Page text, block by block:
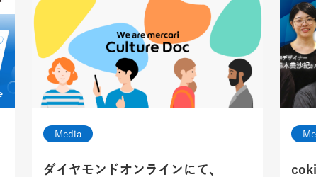
Media
ダイヤモンドオンラインにて、